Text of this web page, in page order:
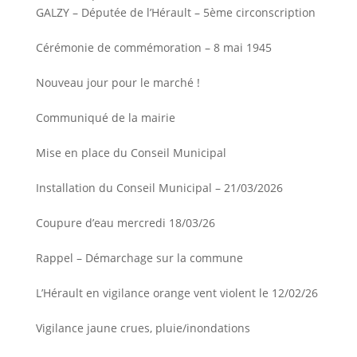
GALZY – Députée de l’Hérault – 5ème circonscription
Cérémonie de commémoration – 8 mai 1945
Nouveau jour pour le marché !
Communiqué de la mairie
Mise en place du Conseil Municipal
Installation du Conseil Municipal – 21/03/2026
Coupure d’eau mercredi 18/03/26
Rappel – Démarchage sur la commune
L’Hérault en vigilance orange vent violent le 12/02/26
Vigilance jaune crues, pluie/inondations